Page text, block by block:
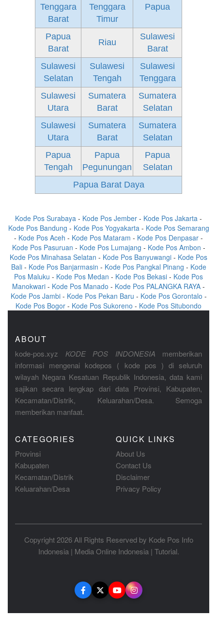
Tenggara
Barat
Tenggara
Timur
Papua
Papua
Barat
Riau
Sulawesi
Barat
Sulawesi
Selatan
Sulawesi
Tengah
Sulawesi
Tenggara
Sulawesi
Utara
Sumatera
Barat
Sumatera
Selatan
Sulawesi
Utara
Sumatera
Barat
Sumatera
Selatan
Papua
Tengah
Papua
Pegunungan
Papua
Selatan
Papua Barat Daya
Kode Pos Surabaya - Kode Pos Jember - Kode Pos Jakarta -
Kode Pos Bandung - Kode Pos Yogyakarta- Kode Pos Semarang
- Kode Pos Aceh - Kode Pos Mataram - Kode Pos Denpasar -
Kode Pos Pasuruan - Kode Pos Lumajang - Kode Pos Ambon -
Kode Pos Minahasa Selatan - Kode Pos Banyuwangi - Kode Pos
Bali- Kode Pos Banjarmasin - Kode Pos Pangkal Pinang - Kode
Pos Maluku - Kode Pos Medan - Kode Pos Bekasi - Kode Pos
Manokwari - Kode Pos Manado - Kode Pos PALANGKA RAYA -
Kode Pos Jambi- Kode Pos Pekan Baru - Kode Pos Gorontalo -
Kode Pos Bogor - Kode Pos Sukoreno - Kode Pos Situbondo
ABOUT
kode-pos.xyz KODE POS INDONESIA memberikan
informasi mengenai kodepos ( kode pos ) di seluruh
wilayah Negara Kesatuan Republik Indonesia, data kami
sajikan secara lengkap dari data Provinsi, Kabupaten,
Kecamatan/Distrik, Keluarahan/Desa. Semoga
memberikan manfaat.
CATEGORIES
Provinsi
Kabupaten
Kecamatan/Distrik
Keluarahan/Desa
QUICK LINKS
About Us
Contact Us
Disclaimer
Privacy Policy
Copyright 2026 All Rights Reserved by Kode Pos Info
Indonesia| Media Online Indonesia| Tutorial.